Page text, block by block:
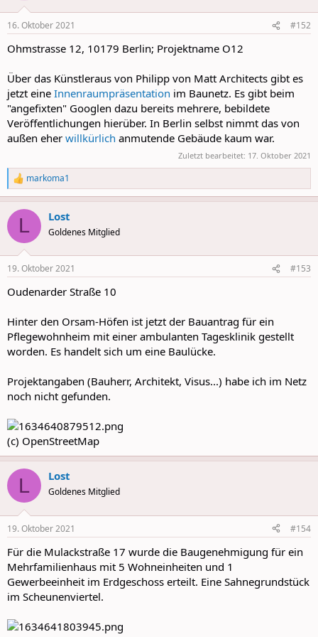
s
16. Oktober 2021 #152
Ohmstrasse 12, 10179 Berlin; Projektname O12
Über das Künstleraus von Philipp von Matt Architects gibt es
jetzt eine Innenraumpräsentation im Baunetz. Es gibt beim
"angefixten" Googlen dazu bereits mehrere, bebildete
Veröffentlichungen hierüber. In Berlin selbst nimmt das von
außen eher willkürlich anmutende Gebäude kaum war.
Zuletzt bearbeitet: 17. Oktober 2021
R
e
a
c
i
s
markoma1
L Lost
Goldenes Mitglied
19. Oktober 2021 #153
Oudenarder Straße 10
Hinter den Orsam-Höfen ist jetzt der Bauantrag für ein
Pflegewohnheim mit einer ambulanten Tagesklinik gestellt
worden. Es handelt sich um eine Baulücke.
Projektangaben (Bauherr, Architekt, Visus...) habe ich im Netz
noch nicht gefunden.
(c) OpenStreetMap
L Lost
Goldenes Mitglied
19. Oktober 2021 #154
Für die Mulackstraße 17 wurde die Baugenehmigung für ein
Mehrfamilienhaus mit 5 Wohneinheiten und 1
Gewerbeeinheit im Erdgeschoss erteilt. Eine Sahnegrundstück
im Scheunenviertel.